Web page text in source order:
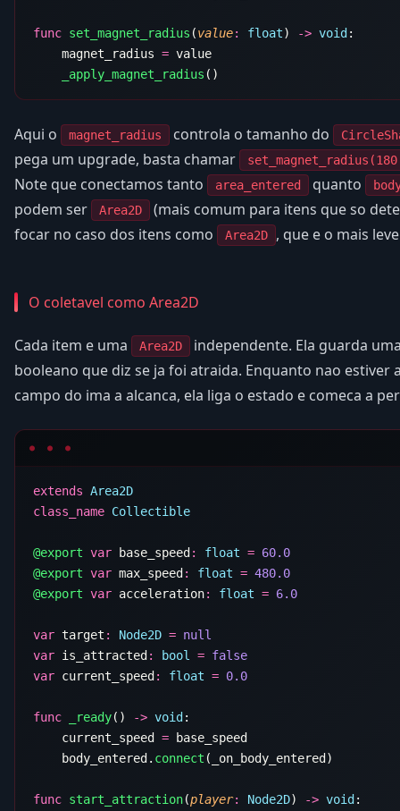
func set_magnet_radius (value: float) -> void
    magnet_radius
=
    _apply_magnet_radius
Aqui o magnet_radius controla o tamanho do
pega um upgrade, basta chamar
Note que conectamos tanto area_entered quanto
podem ser Area2D
(mais comum para itens que so
focar no caso dos itens como
Area2D , que e o mais
O coletavel como Area2D
Cada item e uma Area2D
independente. Ela guarda
booleano que diz se ja foi atraida. Enquanto nao estiver
campo do ima a alcanca, ela liga o estado e comeca a
extends
class_name
@export var base_speed : float =
@export var max_speed : float =
@export var acceleration: float =
var target : Node2D =
var is_attracted : bool =
var current_speed : float =
func _ready() -> void
    current_speed
=
    body_entered.
connect
func start_attraction(player: Node2D) -> void